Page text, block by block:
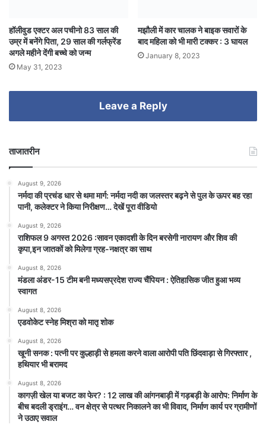
हॉलीवुड एक्टर अल पचीनो 83 साल की
उम्र में बनेंगे पिता, 29 साल की गर्लफ्रेंड
अगले महीने देंगी बच्चे को जन्म
May 31, 2023
मझौली में कार चालक ने बाइक सवारों के
बाद महिला को भी मारी टक्कर : 3 घायल
January 8, 2023
Leave a Reply
ताजातरीन
August 9, 2026
नर्मदा की प्रचंड धार से थमा मार्ग: नर्मदा नदी का जलस्तर बढ़ने से पुल के ऊपर बह रहा
पानी, कलेक्टर ने किया निरीक्षण… देखें पूरा वीडियो
August 9, 2026
राशिफल 9 अगस्त 2026 :सावन एकादशी के दिन बरसेगी नारायण और शिव की
कृपा,इन जातकों को मिलेगा ग्रह-नक्षत्र का साथ
August 8, 2026
मंडला अंडर-15 टीम बनी मध्यसप्रदेश राज्य चैंपियन : ऐतिहासिक जीत हुआ भव्य
स्वागत
August 8, 2026
एडवोकेट स्नेह मिश्रा को मातृ शोक
August 8, 2026
खूनी सनक : पत्नी पर कुल्हाड़ी से हमला करने वाला आरोपी पति छिंदवाड़ा से गिरफ्तार ,
हथियार भी बरामद
August 8, 2026
कागज़ी खेल या बजट का फेर? : 12 लाख की आंगनबाड़ी में गड़बड़ी के आरोप: निर्माण के
बीच बदली ड्राइंग… वन क्षेत्र से पत्थर निकालने का भी विवाद, निर्माण कार्य पर ग्रामीणों
ने उठाए सवाल